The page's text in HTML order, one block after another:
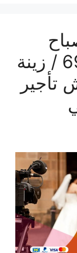
الناصر / 69694474 / زينة